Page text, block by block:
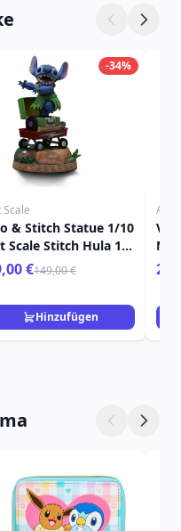
-34%
& Stitch Statue 1/10
Scale Stitch Hula 17
€149,00 €
Hinzufügen
Art